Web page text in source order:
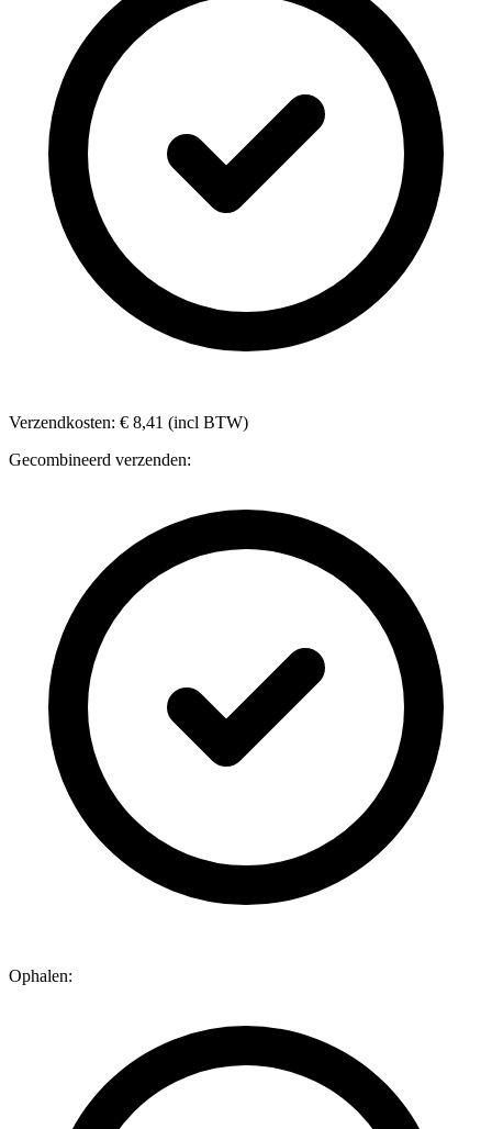
Verzendkosten: € 8,41 (incl BTW)
Gecombineerd verzenden:
Ophalen: